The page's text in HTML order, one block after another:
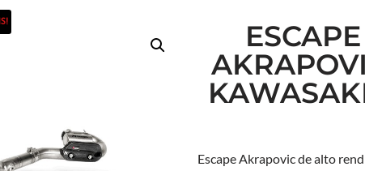
Escape Akrapovic de alto